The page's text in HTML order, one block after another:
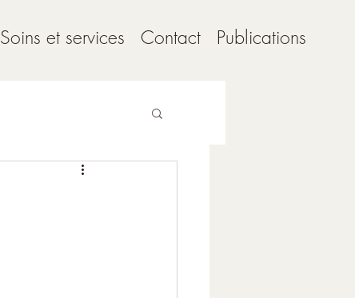
Soins et services Contact Publications